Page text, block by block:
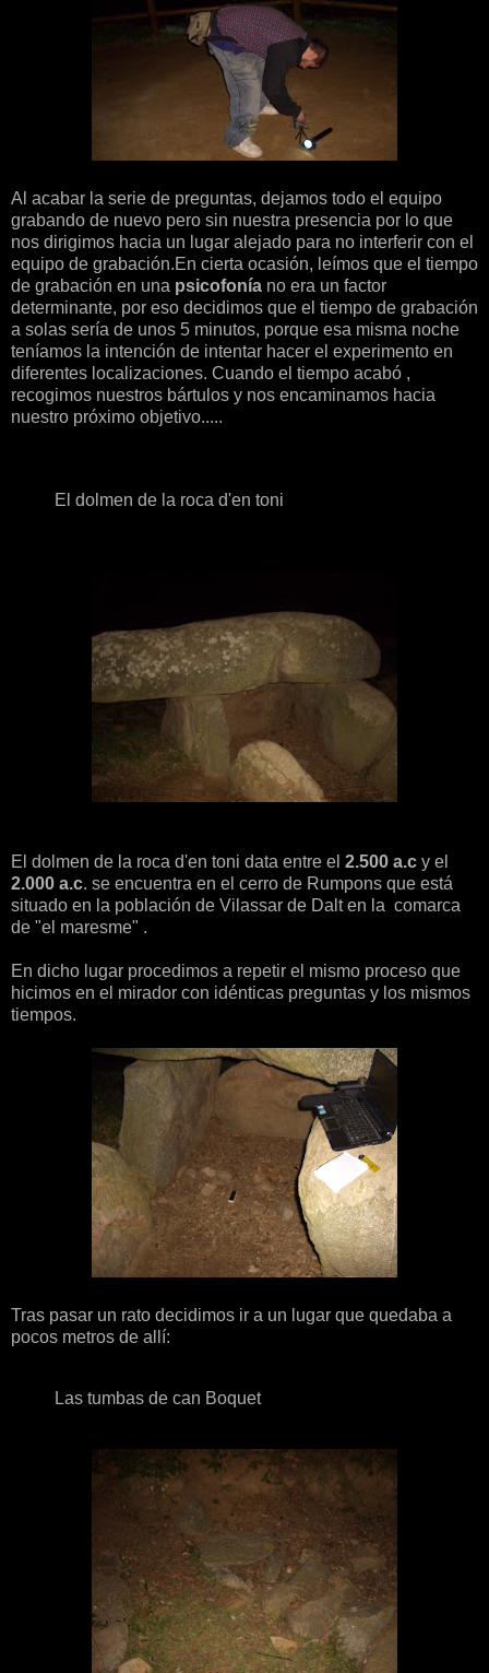
Al acabar la serie de preguntas, dejamos todo el equipo
grabando de nuevo pero sin nuestra presencia por lo que
nos dirigimos hacia un lugar alejado para no interferir con el
equipo de grabación.En cierta ocasión, leímos que el tiempo
de grabación en una psicofonía no era un factor
determinante, por eso decidimos que el tiempo de grabación
a solas sería de unos 5 minutos, porque esa misma noche
teníamos la intención de intentar hacer el experimento en
diferentes localizaciones. Cuando el tiempo acabó ,
recogimos nuestros bártulos y nos encaminamos hacia
nuestro próximo objetivo.....
El dolmen de la roca d'en toni
El dolmen de la roca d'en toni data entre el 2.500 a.c y el
2.000 a.c. se encuentra en el cerro de Rumpons que está
situado en la población de Vilassar de Dalt en la comarca
de "el maresme" .
En dicho lugar procedimos a repetir el mismo proceso que
hicimos en el mirador con idénticas preguntas y los mismos
tiempos.
Tras pasar un rato decidimos ir a un lugar que quedaba a
pocos metros de allí:
Las tumbas de can Boquet